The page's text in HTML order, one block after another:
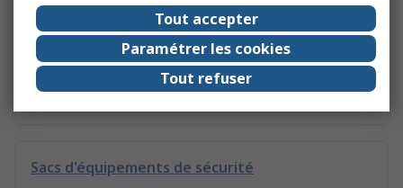
Distributeurs de charlottes
Sacs d'équipements de sécurité
Tout accepter
Paramétrer les cookies
Tout refuser